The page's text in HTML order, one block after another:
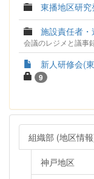
東播地区研究
施設責任者
会議のレジメと議事
新人研修会(
9
組織部 (地区情
神戸地区